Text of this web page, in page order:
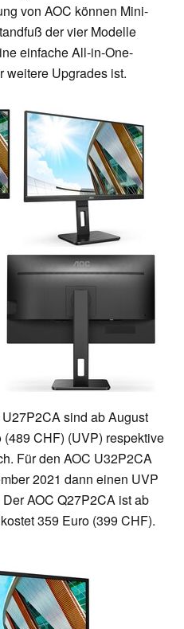
von AOC können Mini-
der vier Modelle
einfache All-in-One-
weitere Upgrades ist.
sind ab August
CHF) (UVP) respektive
Für den AOC U32P2CA
2021 dann einen UVP
AOC Q27P2CA ist ab
359 Euro (399 CHF).